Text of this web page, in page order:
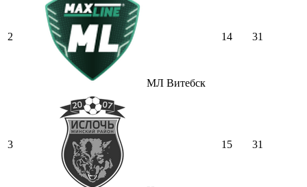
2
МЛ Витебск
14 31
3 15 31